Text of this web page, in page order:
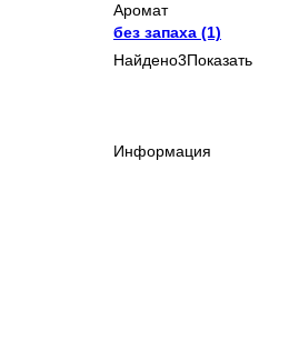
Аромат
без запаха (1)
Найдено3Показать
Информация